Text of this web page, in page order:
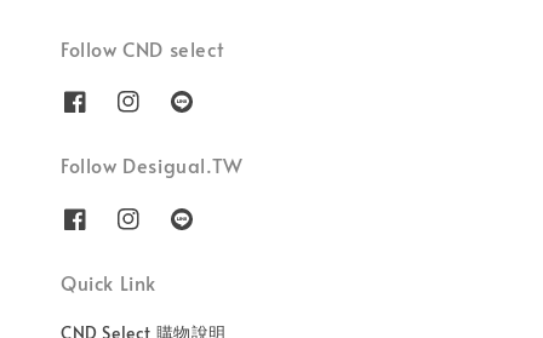
Follow CND select
Follow Desigual.TW
Quick Link
CND Select 購物說明